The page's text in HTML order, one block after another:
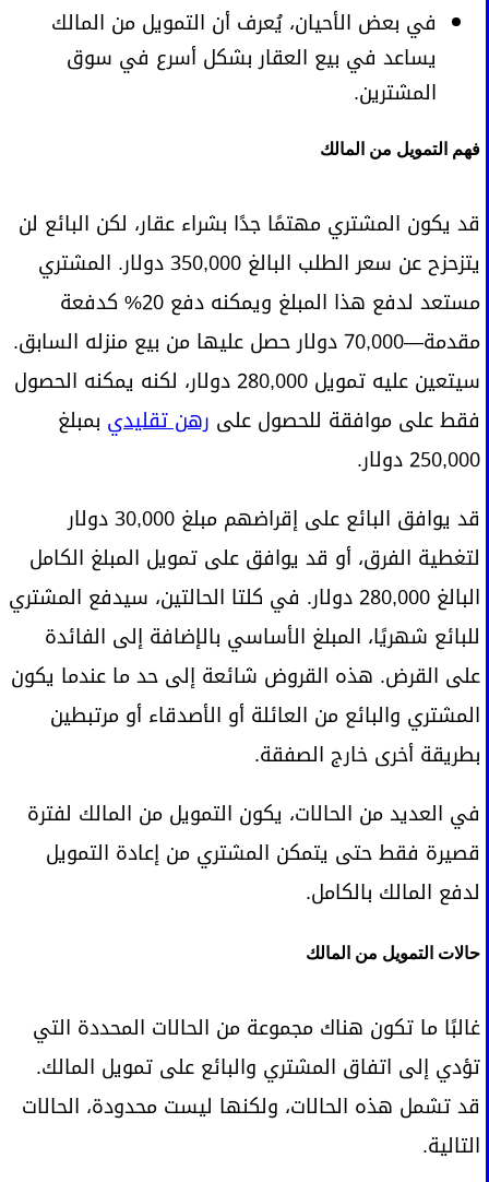
في بعض الأحيان، يُعرف أن التمويل من المالك
يساعد في بيع العقار بشكل أسرع في سوق
المشترين.
فهم التمويل من المالك
قد يكون المشتري مهتمًا جدًا بشراء عقار، لكن البائع لن
يتزحزح عن سعر الطلب البالغ 350,000 دولار. المشتري
مستعد لدفع هذا المبلغ ويمكنه دفع 20% كدفعة
مقدمة—70,000 دولار حصل عليها من بيع منزله السابق.
سيتعين عليه تمويل 280,000 دولار، لكنه يمكنه الحصول
فقط على موافقة للحصول على رهن تقليدي بمبلغ
250,000 دولار.
قد يوافق البائع على إقراضهم مبلغ 30,000 دولار
لتغطية الفرق، أو قد يوافق على تمويل المبلغ الكامل
البالغ 280,000 دولار. في كلتا الحالتين، سيدفع المشتري
للبائع شهريًا، المبلغ الأساسي بالإضافة إلى الفائدة
على القرض. هذه القروض شائعة إلى حد ما عندما يكون
المشتري والبائع من العائلة أو الأصدقاء أو مرتبطين
بطريقة أخرى خارج الصفقة.
في العديد من الحالات، يكون التمويل من المالك لفترة
قصيرة فقط حتى يتمكن المشتري من إعادة التمويل
لدفع المالك بالكامل.
حالات التمويل من المالك
غالبًا ما تكون هناك مجموعة من الحالات المحددة التي
تؤدي إلى اتفاق المشتري والبائع على تمويل المالك.
قد تشمل هذه الحالات، ولكنها ليست محدودة، الحالات
التالية.